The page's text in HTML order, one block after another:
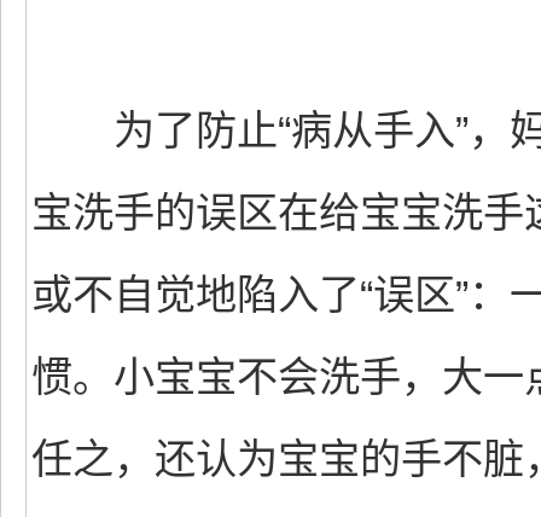
为了防止“病从手入”，
宝洗手的误区在给宝宝洗
或不自觉地陷入了“误区”
惯。小宝宝不会洗手，大
任之，还认为宝宝的手不